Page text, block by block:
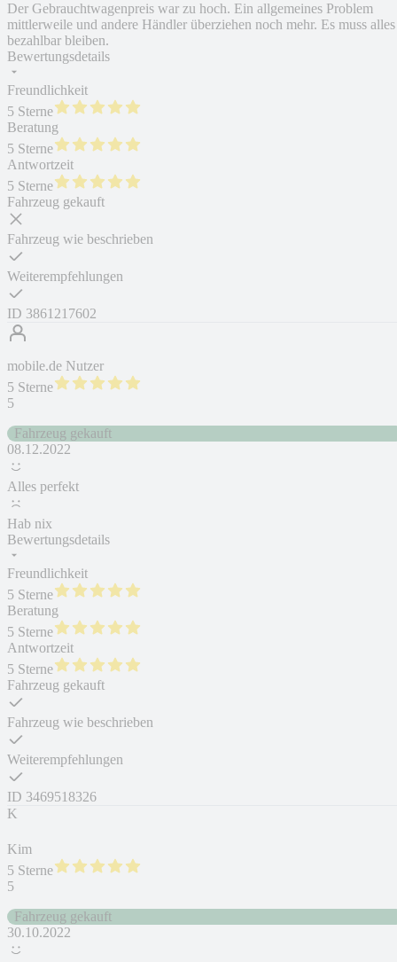
Der Gebrauchtwagenpreis war zu hoch. Ein allgemeines Problem
mittlerweile und andere Händler überziehen noch mehr. Es muss alles
bezahlbar bleiben.
Bewertungsdetails
Freundlichkeit
5 Sterne
Beratung
5 Sterne
Antwortzeit
5 Sterne
Fahrzeug gekauft
Fahrzeug wie beschrieben
Weiterempfehlungen
ID 3861217602
mobile.de Nutzer
5 Sterne
5
Fahrzeug gekauft
08.12.2022
Alles perfekt
Hab nix
Bewertungsdetails
Freundlichkeit
5 Sterne
Beratung
5 Sterne
Antwortzeit
5 Sterne
Fahrzeug gekauft
Fahrzeug wie beschrieben
Weiterempfehlungen
ID 3469518326
K
Kim
5 Sterne
5
Fahrzeug gekauft
30.10.2022